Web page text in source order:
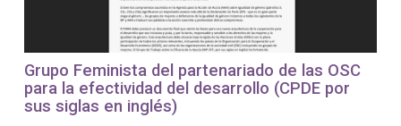
Grupo Feminista del partenariado de las OSC
para la efectividad del desarrollo (CPDE por
sus siglas en inglés)